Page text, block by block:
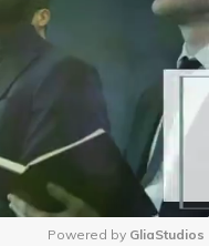
Powered by GliaStudios